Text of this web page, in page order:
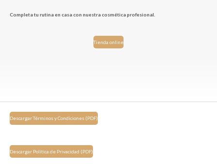
Completa tu rutina en casa con nuestra cosmética profesional.
Tienda online
Descargar Términos y Condiciones (PDF)
Descargar Política de Privacidad (PDF)